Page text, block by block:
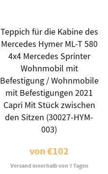
Teppich für die Kabine des
Mercedes Hymer ML-T 580
4x4 Mercedes Sprinter
Wohnmobil mit
Befestigung / Wohnmobile
mit Befestigungen 2021
Capri Mit Stück zwischen
den Sitzen (30027-HYM-
003)
von€102
Versand innerhalb von 7 Tagen